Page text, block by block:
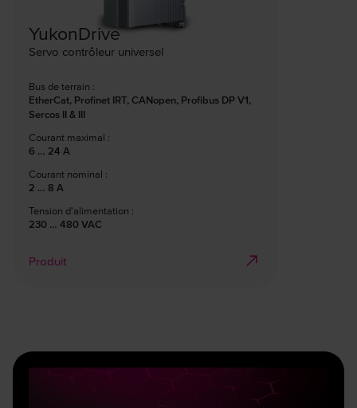
YukonDrive
Servo contrôleur universel
Bus de terrain :
EtherCat, Profinet IRT, CANopen, Profibus DP V1,
Sercos II & III
Courant maximal :
6 … 24 A
Courant nominal :
2 … 8 A
Tension d'alimentation :
230 … 480 VAC
Produit